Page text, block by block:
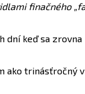
finačného
dní keď sa